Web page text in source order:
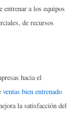
entrenar a los equipos
de recursos
hacia el
ventas bien entrenado
la satisfacción del